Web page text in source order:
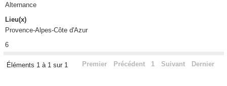
Alternance
Lieu(x)
Provence-Alpes-Côte d'Azur
6
Éléments 1 à 1 sur 1 Premier Précédent 1 Suivant Dernier